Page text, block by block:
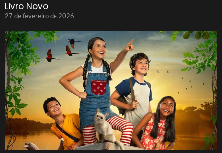
Livro Novo
27 de fevereiro de 2026